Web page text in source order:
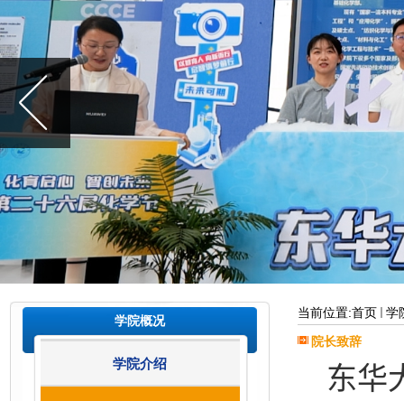
学院概况
学院介绍
当前位置:首页 学
院长致辞
东华